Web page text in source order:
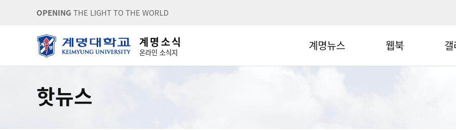
OPENING THE LIGHT TO THE WORLD
계 명 소 식
온라인 소식지 계명뉴스 웹북
핫뉴스